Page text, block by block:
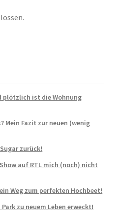
plötzlich ist die Wohnung
Mein Fazit zur neuen (wenig
zurück!
auf RTL mich (noch) nicht
Weg zum perfekten Hochbeet!
zu neuem Leben erweckt!